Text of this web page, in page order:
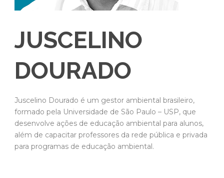
JUSCELINO
DOURADO
Juscelino Dourado é um gestor ambiental brasileiro,
formado pela Universidade de São Paulo – USP, que
desenvolve ações de educação ambiental para alunos,
além de capacitar professores da rede pública e privada
para programas de educação ambiental.